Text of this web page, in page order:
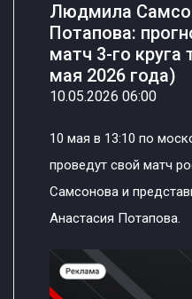
Людмила
Потапова:
матч 3-го круга
мая 2026 года)
10.05.2026 06:00
10 мая в 13:10 по
проведут свой матч
Самсонова и
Анастасия Потапова.